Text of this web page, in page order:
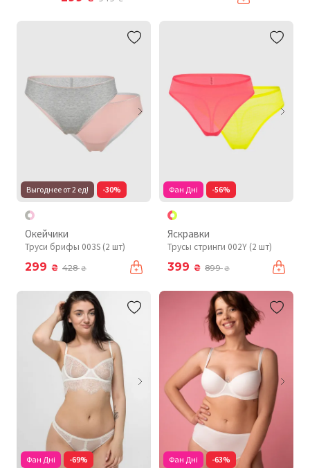
Выгоднее от 2 ед! -30%
Окейчики
Труси брифы 003S (2 шт)
299 ₴ 428₴
Фан Дні -56%
Яскравки
Трусы стринги 002Y (2 шт)
399 ₴ 899₴
Фан Дні -69% Фан Дні -63%